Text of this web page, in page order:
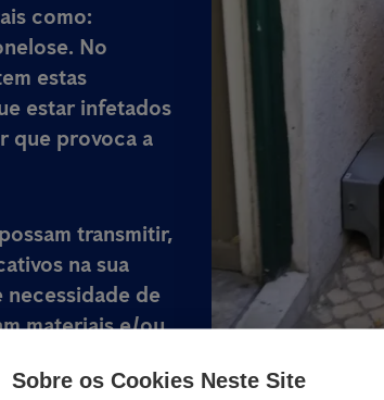
como:
No
estas
estar infetados
que provoca a
transmitir,
na sua
necessidade de
materiais e/ou
através
Sobre os Cookies Neste Site